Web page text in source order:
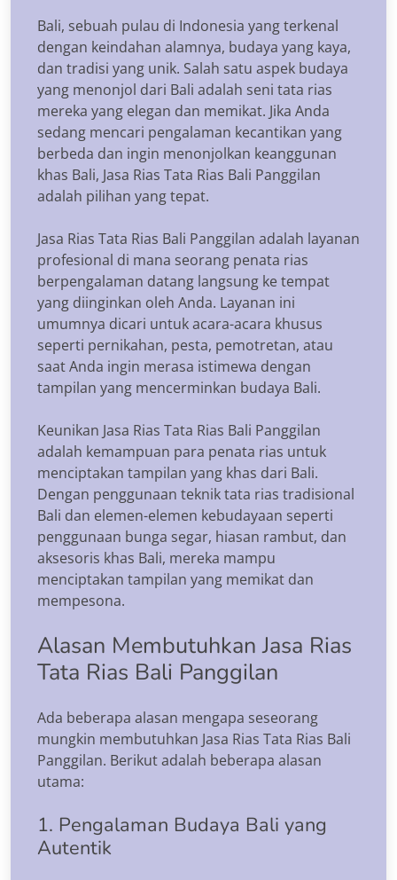
Bali, sebuah pulau di Indonesia yang terkenal
dengan keindahan alamnya, budaya yang kaya,
dan tradisi yang unik. Salah satu aspek budaya
yang menonjol dari Bali adalah seni tata rias
mereka yang elegan dan memikat. Jika Anda
sedang mencari pengalaman kecantikan yang
berbeda dan ingin menonjolkan keanggunan
khas Bali, Jasa Rias Tata Rias Bali Panggilan
adalah pilihan yang tepat.
Jasa Rias Tata Rias Bali Panggilan adalah layanan
profesional di mana seorang penata rias
berpengalaman datang langsung ke tempat
yang diinginkan oleh Anda. Layanan ini
umumnya dicari untuk acara-acara khusus
seperti pernikahan, pesta, pemotretan, atau
saat Anda ingin merasa istimewa dengan
tampilan yang mencerminkan budaya Bali.
Keunikan Jasa Rias Tata Rias Bali Panggilan
adalah kemampuan para penata rias untuk
menciptakan tampilan yang khas dari Bali.
Dengan penggunaan teknik tata rias tradisional
Bali dan elemen-elemen kebudayaan seperti
penggunaan bunga segar, hiasan rambut, dan
aksesoris khas Bali, mereka mampu
menciptakan tampilan yang memikat dan
mempesona.
Alasan Membutuhkan Jasa Rias
Tata Rias Bali Panggilan
Ada beberapa alasan mengapa seseorang
mungkin membutuhkan Jasa Rias Tata Rias Bali
Panggilan. Berikut adalah beberapa alasan
utama:
1. Pengalaman Budaya Bali yang
Autentik